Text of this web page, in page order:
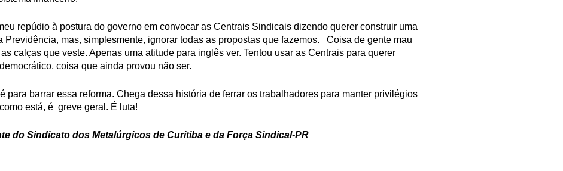
repúdio à postura do governo em convocar as Centrais Sindicais dizendo querer construir uma
Previdência, mas, simplesmente, ignorar todas as propostas que fazemos. Coisa de gente mau
calças que veste. Apenas uma atitude para inglês ver. Tentou usar as Centrais para querer
coisa que ainda provou não ser.
para barrar essa reforma. Chega dessa história de ferrar os trabalhadores para manter privilégios
está, é greve geral. É luta!
do Sindicato dos Metalúrgicos de Curitiba e da Força Sindical-PR